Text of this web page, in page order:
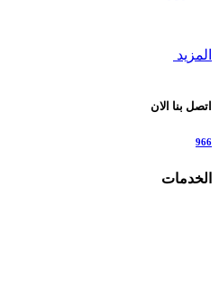
المزيد
اتصل بنا الان
966
الخدمات